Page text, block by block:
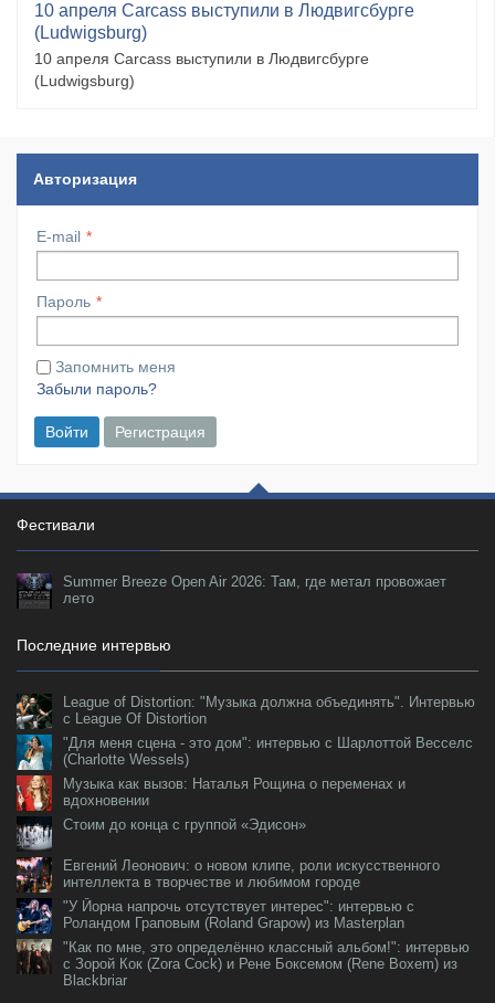
10 апреля Carcass выступили в Людвигсбурге
(Ludwigsburg)
10 апреля Carcass выступили в Людвигсбурге
(Ludwigsburg)
Авторизация
E-mail
Пароль
Запомнить меня
Забыли пароль?
Войти Регистрация
Фестивали
Summer Breeze Open Air 2026: Там, где метал провожает
лето
Последние интервью
League of Distortion: "Музыка должна объединять". Интервью
с League Of Distortion
"Для меня сцена - это дом": интервью с Шарлоттой Весселс
(Charlotte Wessels)
Музыка как вызов: Наталья Рощина о переменах и
вдохновении
Стоим до конца с группой «Эдисон»
Евгений Леонович: о новом клипе, роли искусственного
интеллекта в творчестве и любимом городе
"У Йорна напрочь отсутствует интерес": интервью с
Роландом Граповым (Roland Grapow) из Masterplan
"Как по мне, это определённо классный альбом!": интервью
с Зорой Кок (Zora Cock) и Рене Боксемом (Rene Boxem) из
Blackbriar